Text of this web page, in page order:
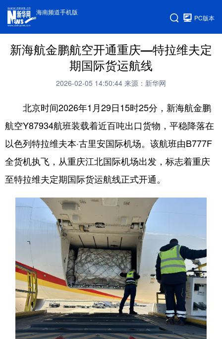
海南频道手机版
PC版本
新海航金鹏航空开通重庆—特拉维夫定
期国际货运航线
2026-02-05 14:50:44 来源：新华网
北京时间2026年1月29日15时25分，新海航金鹏
航空Y87934航班装载着近百吨出口货物，平稳降落在
以色列特拉维夫本·古里安国际机场。该航班由B777F
全货机执飞，从重庆江北国际机场出发，标志着重庆
至特拉维夫定期国际货运航线正式开通。